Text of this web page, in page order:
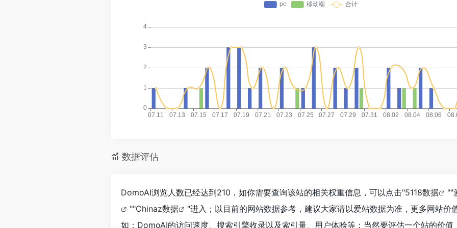
数据评估
DomoAI浏览人数已经达到210，如你需要查询该站的相关权重信息，可以点击"5118数据 ""
""Chinaz数据
"进入；以目前的网站数据参考，建议大家请以爱站数据为准，更多网站价
如：DomoAI的访问速度、搜索引擎收录以及索引量、用户体验等；当然要评估一个站的价值